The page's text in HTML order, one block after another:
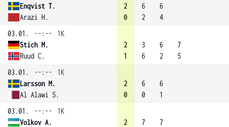
Enqvist T.
Arazi H.
2
0
6
2
6
4
03.01.
--:--
1K
Stich M.
Ruud C.
2
1
3
6
6
2
7
5
03.01.
--:--
1K
Larsson M.
Al Alawi S.
2
0
6
0
6
1
03.01.
--:--
1K
Volkov A.
2
7
7